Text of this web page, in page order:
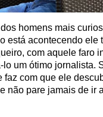
homens mais
está acontecendo ele
com aquele faro
lo um ótimo jornalista.
faz com que ele
não pare jamais de ir